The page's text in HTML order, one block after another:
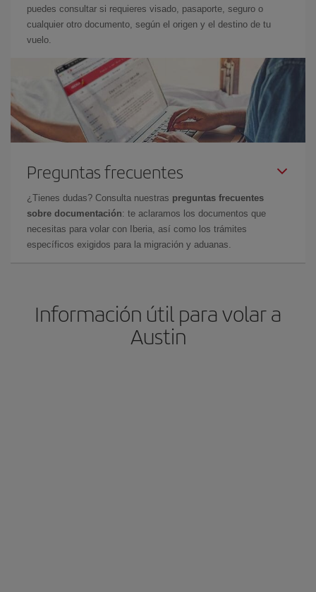
puedes consultar si requieres visado, pasaporte, seguro o
cualquier otro documento, según el origen y el destino de tu
vuelo.
Preguntas frecuentes
¿Tienes dudas? Consulta nuestras preguntas frecuentes
sobre documentación: te aclaramos los documentos que
necesitas para volar con Iberia, así como los trámites
específicos exigidos para la migración y aduanas.
Información útil para volar a
Austin